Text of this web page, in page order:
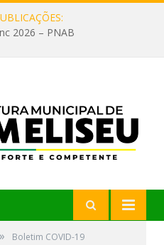
2026 – PNAB
»
Boletim COVID-19